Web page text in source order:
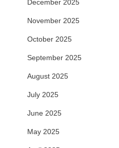
December 2025
November 2025
October 2025
September 2025
August 2025
July 2025
June 2025
May 2025